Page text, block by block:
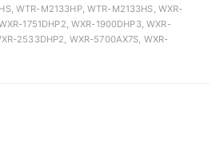
WTR-M2133HP, WTR-M2133HS, WXR-
1751DHP2, WXR-1900DHP3, WXR-
2533DHP2, WXR-5700AX7S, WXR-